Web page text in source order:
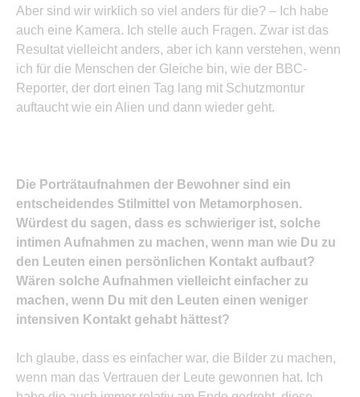
Aber sind wir wirklich so viel anders für die? – Ich habe
auch eine Kamera. Ich stelle auch Fragen. Zwar ist das
Resultat vielleicht anders, aber ich kann verstehen, wenn
ich für die Menschen der Gleiche bin, wie der BBC-
Reporter, der dort einen Tag lang mit Schutzmontur
auftaucht wie ein Alien und dann wieder geht.
Die Porträtaufnahmen der Bewohner sind ein
entscheidendes Stilmittel von Metamorphosen.
Würdest du sagen, dass es schwieriger ist, solche
intimen Aufnahmen zu machen, wenn man wie Du zu
den Leuten einen persönlichen Kontakt aufbaut?
Wären solche Aufnahmen vielleicht einfacher zu
machen, wenn Du mit den Leuten einen weniger
intensiven Kontakt gehabt hättest?
Ich glaube, dass es einfacher war, die Bilder zu machen,
wenn man das Vertrauen der Leute gewonnen hat. Ich